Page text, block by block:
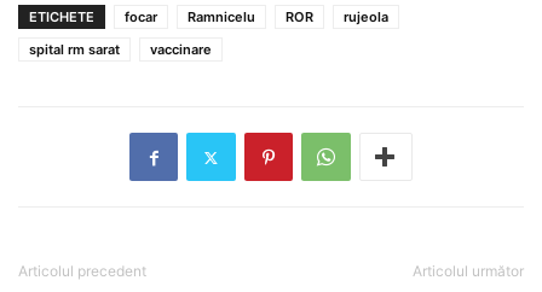
ETICHETE focar Ramnicelu ROR
rujeola
spital rm sarat
vaccinare
Articolul precedent Articolul următor